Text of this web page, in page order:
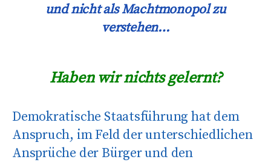
und nicht als Machtmonopol zu
verstehen…
Haben wir nichts gelernt?
Demokratische Staatsführung hat dem
Anspruch, im Feld der unterschiedlichen
Ansprüche der Bürger und den